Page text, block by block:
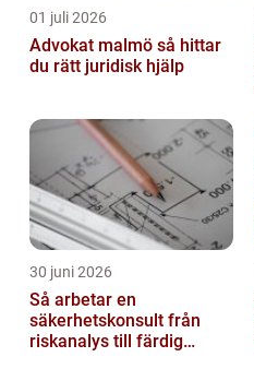
01 juli 2026
Advokat malmö så hittar
du rätt juridisk hjälp
30 juni 2026
Så arbetar en
säkerhetskonsult från
riskanalys till färdig